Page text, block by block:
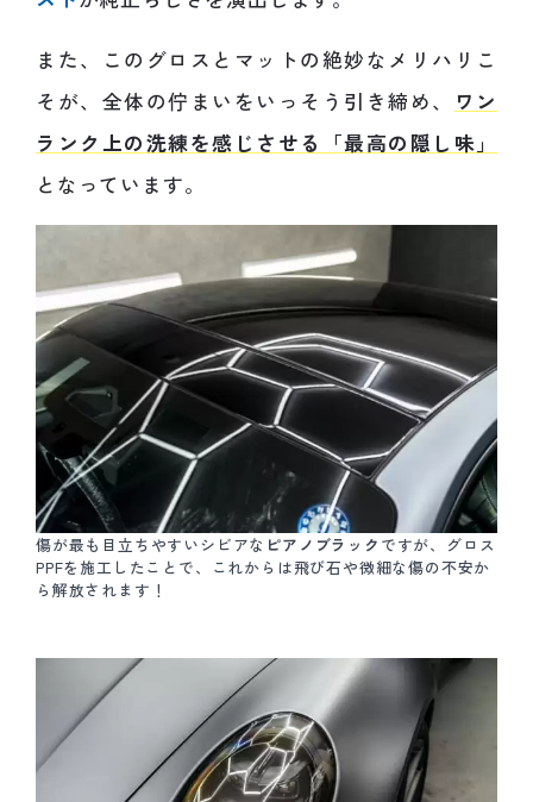
また、このグロスとマットの絶妙なメリハリこ
そが、全体の佇まいをいっそう引き締め、
ワン
ランク上の洗練を感じさせる「最高の隠し味」
となっています。
傷が最も目立ちやすいシビアな ピアノブラック ですが、グロス
PPFを施工したことで、これからは飛び石や微細な傷の不安か
ら解放されます！